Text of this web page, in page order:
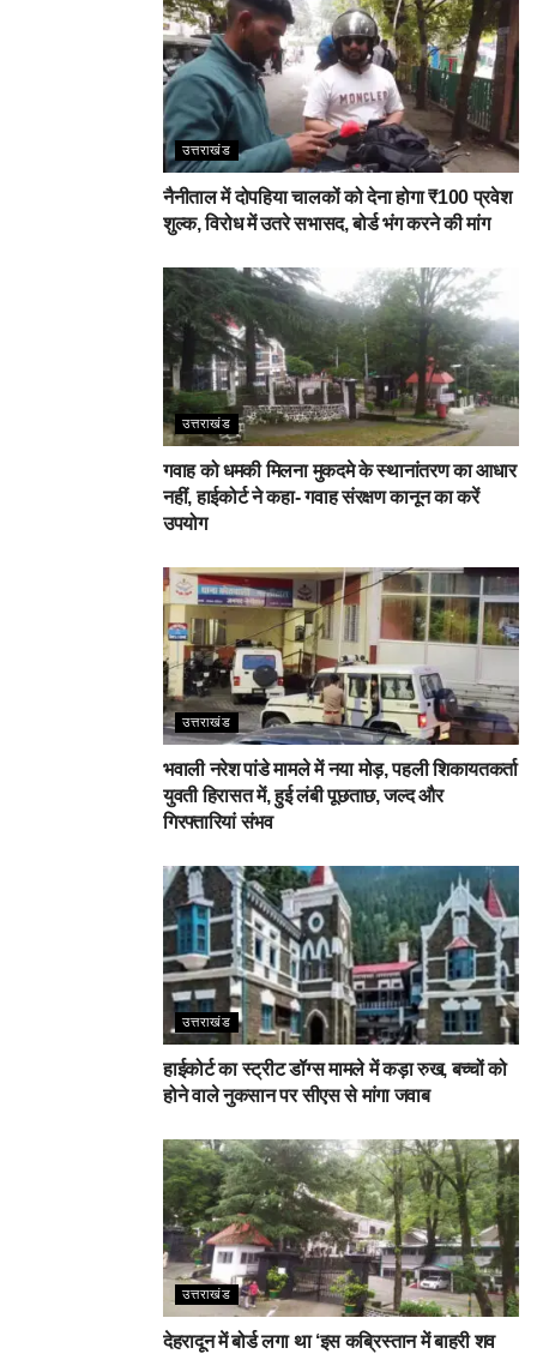
उत्तराखंड
नैनीताल में दोपहिया चालकों को देना होगा ₹100 प्रवेश
शुल्क, विरोध में उतरे सभासद, बोर्ड भंग करने की मांग
उत्तराखंड
गवाह को धमकी मिलना मुकदमे के स्थानांतरण का आधार
नहीं, हाईकोर्ट ने कहा- गवाह संरक्षण कानून का करें
उपयोग
उत्तराखंड
भवाली नरेश पांडे मामले में नया मोड़, पहली शिकायतकर्ता
युवती हिरासत में, हुई लंबी पूछताछ, जल्द और
गिरफ्तारियां संभव
उत्तराखंड
हाईकोर्ट का स्ट्रीट डॉग्स मामले में कड़ा रुख, बच्चों को
होने वाले नुकसान पर सीएस से मांगा जवाब
उत्तराखंड
देहरादून में बोर्ड लगा था ‘इस कब्रिस्तान में बाहरी शव